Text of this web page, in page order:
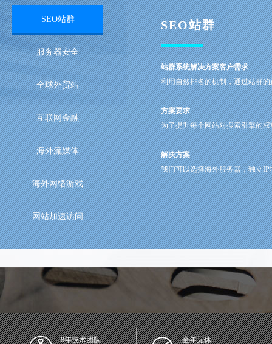
SEO站群
服务器安全
全球外贸站
互联网金融
海外流媒体
海外网络游戏
网站加速访问
SEO站群
站群系统解决方案客户需求
利用自然排名的机制，通过站群
方案要求
为了提升每个网站对搜索引擎的
解决方案
我们可以选择海外服务器，独立
8年技术团队
全年无休